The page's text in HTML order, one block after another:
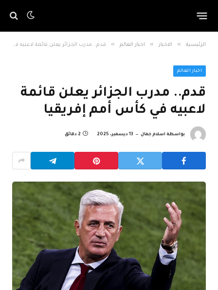
الرئيسية » الاخبار » اخبار العالم » قدم.. مدرب الجزائر يعلن قائمة لاعبيه في كأس أمم إفريقيا
اخبار العالم
قدم.. مدرب الجزائر يعلن قائمة
لاعبيه في كأس أمم إفريقيا
بواسطة اسلام جمال 13 ديسمبر، 2025 2 دقائق